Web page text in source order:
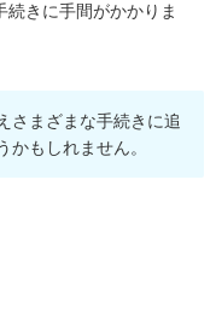
続きに手間がかかりま
さまざまな手続きに追
かもしれません。